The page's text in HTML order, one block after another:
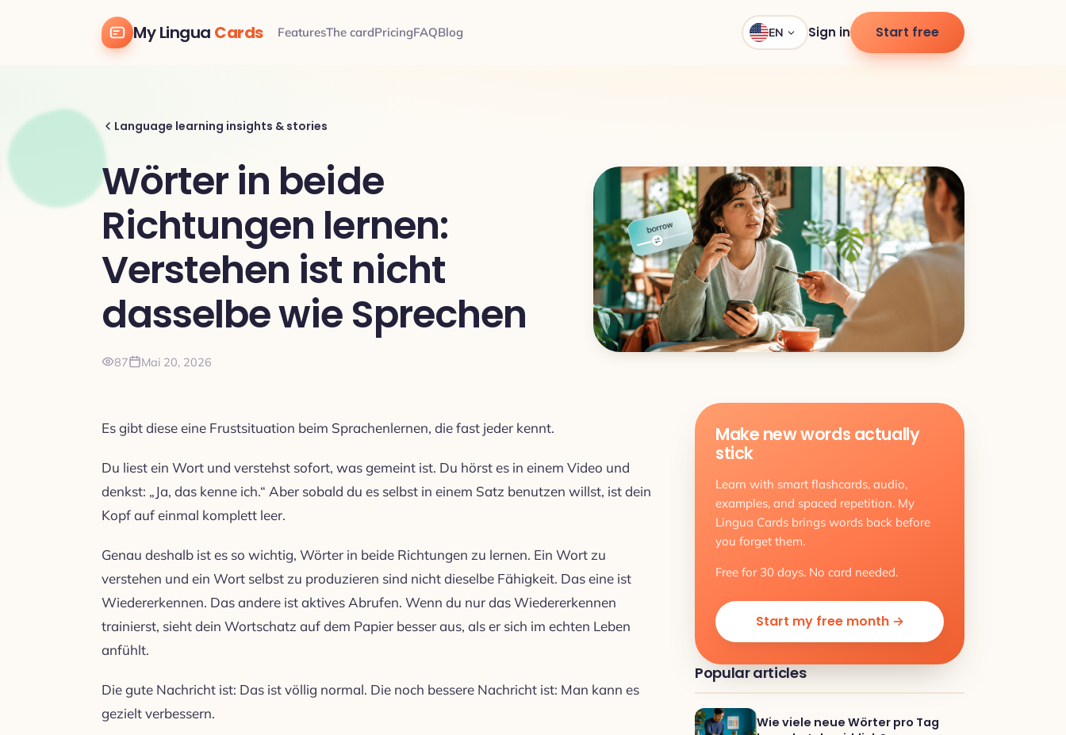
My Lingua Cards FeaturesThe cardPricingFAQBlog EN Sign in Start free
Language learning insights & stories
Wörter in beide
Richtungen lernen:
Verstehen ist nicht
dasselbe wie Sprechen
87 Mai 20, 2026
Es gibt diese eine Frustsituation beim Sprachenlernen, die fast jeder kennt.
Du liest ein Wort und verstehst sofort, was gemeint ist. Du hörst es in einem Video und
denkst: „Ja, das kenne ich.“ Aber sobald du es selbst in einem Satz benutzen willst, ist dein
Kopf auf einmal komplett leer.
Genau deshalb ist es so wichtig, Wörter in beide Richtungen zu lernen. Ein Wort zu
verstehen und ein Wort selbst zu produzieren sind nicht dieselbe Fähigkeit. Das eine ist
Wiedererkennen. Das andere ist aktives Abrufen. Wenn du nur das Wiedererkennen
trainierst, sieht dein Wortschatz auf dem Papier besser aus, als er sich im echten Leben
anfühlt.
Die gute Nachricht ist: Das ist völlig normal. Die noch bessere Nachricht ist: Man kann es
gezielt verbessern.
Make new words actually
stick
Learn with smart flashcards, audio,
examples, and spaced repetition. My
Lingua Cards brings words back before
you forget them.
Free for 30 days. No card needed.
Start my free month →
Popular articles
Wie viele neue Wörter pro Tag